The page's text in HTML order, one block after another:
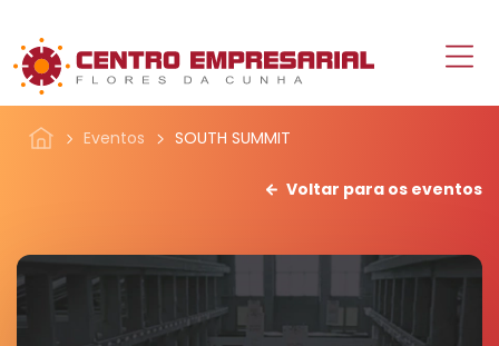
Eventos SOUTH SUMMIT
Voltar para os eventos